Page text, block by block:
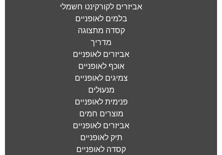
אביזרים לקורקינט חשמלי
בלמים לאופניים
קסדה מתצוגה
מדריך
אביזרים לאופניים
אוכף לאופניים
צמיגים לאופניים
מנעולים
פנימית לאופניים
מוצרים חמים
אביזרים לאופניים
תיק לאופניים
קסדה לאופניים